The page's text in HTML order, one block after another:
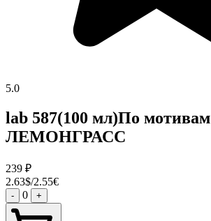
5.0
lab 587(100 мл)По мотивам
ЛЕМОНГРАСС
239 ₽
2.63$/2.55€
- 0 +